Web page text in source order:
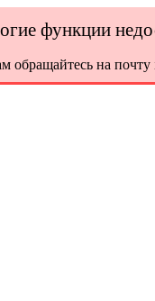
функции
обращайтесь на